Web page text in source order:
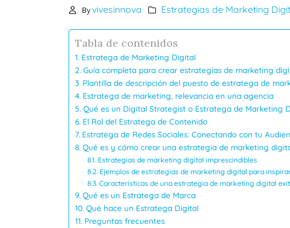
By vivesinnova Estrategias de Marketing
Tabla de contenidos
Estratega de Marketing Digital
Guía completa para crear estrategias de marketing
Plantilla de descripción del puesto de estratega de
Estratega de marketing, relevancia en una agencia
Qué es un Digital Strategist o Estratega de Marketing
El Rol del Estratega de Contenido
Estratega de Redes Sociales: Conectando con tu
Qué es y cómo crear una estrategia de marketing
Estrategias de marketing digital imprescindibles
Ejemplos de estrategias de marketing digital para
Características de una estrategia de marketing digital
Qué es un Estratega de Marca
Qué hace un Estratega Digital
Preguntas frecuentes
investigar un tema usando
palabras clave
10/09/2024
08/